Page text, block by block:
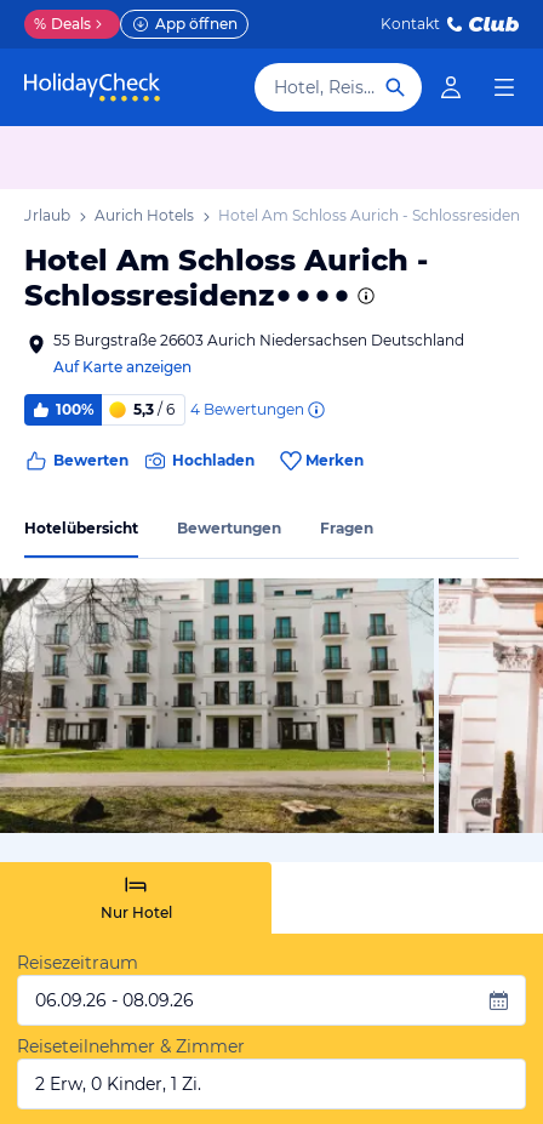
% Deals App öffnen Kontakt
Hotel, Reiseziel
Urlaub Aurich Hotels Hotel Am Schloss Aurich - Schlossresidenz
Hotel Am Schloss Aurich -
Schlossresidenz
55 Burgstraße 26603 Aurich Niedersachsen Deutschland
Auf Karte anzeigen
100% 5,3 / 6 4 Bewertungen
Bewerten Hochladen Merken
Hotelübersicht Bewertungen Fragen
von
Nur Hotel
Reisezeitraum
06.09.26 - 08.09.26
Reiseteilnehmer & Zimmer
2 Erw, 0 Kinder, 1 Zi.